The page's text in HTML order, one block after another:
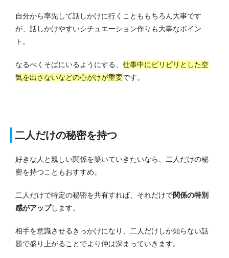
自分から率先して話しかけに行くことももちろん大事です
が、話しかけやすいシチュエーション作りも大事なポイン
ト。
なるべくそばにいるようにする、 仕事中にピリピリとした空
気を出さないなどの心がけが重要です。
二人だけの秘密を持つ
好きな人と親しい関係を築いていきたいなら、二人だけの秘
密を持つこともおすすめ。
二人だけで特定の秘密を共有すれば、それだけで関係の特別
感がアップします。
相手を意識させるきっかけになり、二人だけしか知らない話
題で盛り上がることでより仲は深まっていきます。